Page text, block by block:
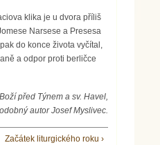
klika je u dvora příliš
Narsese a Presesa
do konce života vyčítal,
a odpor proti berličce
před Týnem a sv. Havel,
autor Josef Myslivec.
Začátek liturgického roku ›